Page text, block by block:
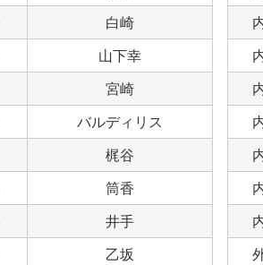
白崎
山下幸
宮崎
バルディリス
梶谷
筒香
井手
乙坂